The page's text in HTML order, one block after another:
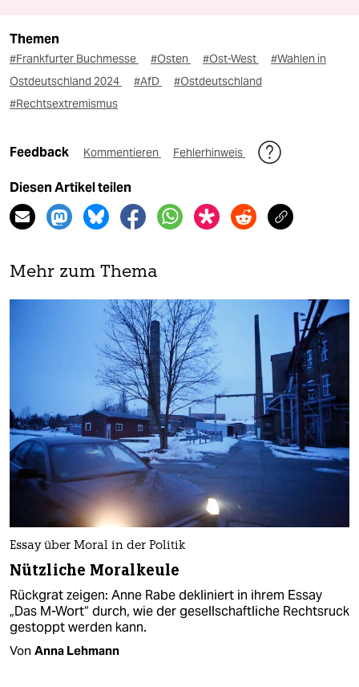
Themen
#Frankfurter Buchmesse #Osten #Ost-West
#Wahlen in
Ostdeutschland 2024
#AfD
#Ostdeutschland
#Rechtsextremismus
Feedback Kommentieren Fehlerhinweis
Diesen Artikel teilen
Mehr zum Thema
Essay über Moral in der Politik
Nützliche Moralkeule
Rückgrat zeigen: Anne Rabe dekliniert in ihrem Essay
„Das M-Wort“ durch, wie der gesellschaftliche Rechtsruck
gestoppt werden kann.
Von Anna Lehmann